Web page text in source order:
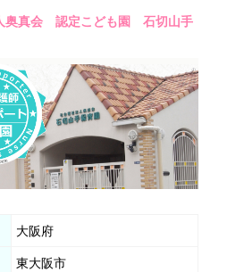
奥真会 認定こども園 石切山手
大阪府
東大阪市